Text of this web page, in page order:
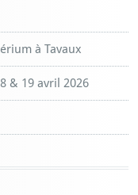
à Tavaux
& 19 avril 2026